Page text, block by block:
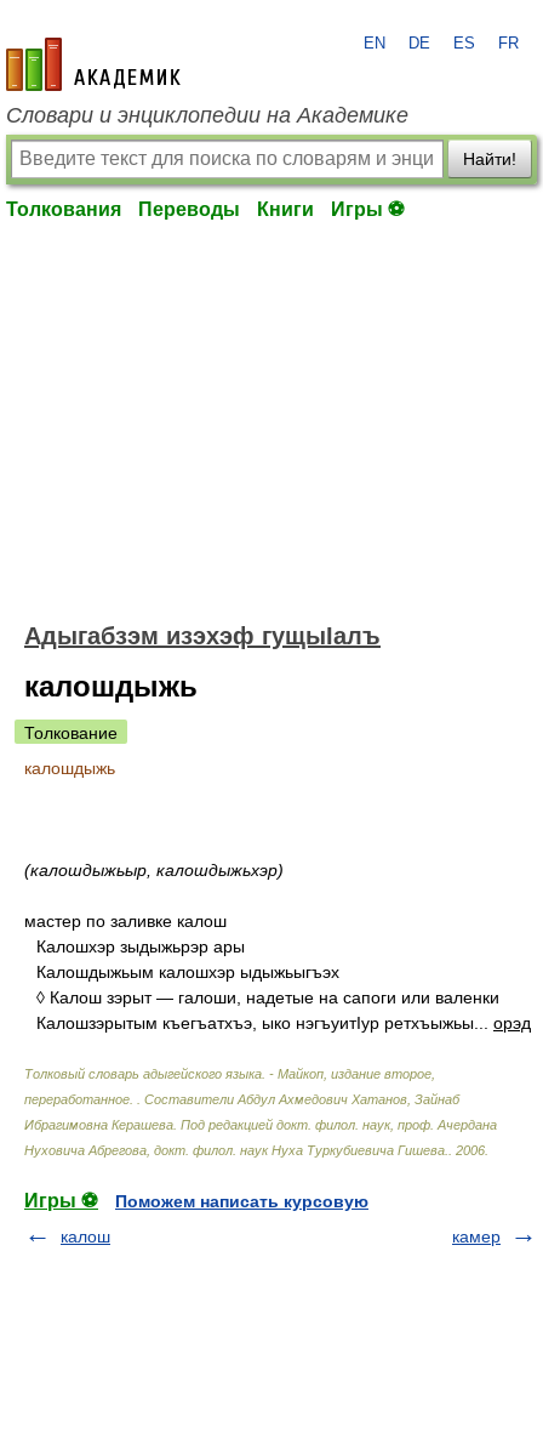
academic.ru
EN DE ES FR
Словари и энциклопедии на Академике
Найти!
Толкования Переводы Книги Игры ⚽
Адыгабзэм изэхэф гущыIалъ
калошдыжь
Толкование
калошдыжь
(калошдыжьыр, калошдыжьхэр)
мастер по заливке калош
Калошхэр зыдыжьрэр ары
Калошдыжьым калошхэр ыдыжьыгъэх
◊ Калош зэрыт — галоши, надетые на сапоги или валенки
Калошзэрытым къегъатхъэ, ыко нэгъуитIур ретхъыжьы... орэд
Толковый словарь адыгейского языка. - Майкоп, издание второе,
переработанное.
Составители Абдул Ахмедович Хатанов, Зайнаб
Ибрагимовна Керашева. Под редакцией докт. филол. наук, проф. Ачердана
Нуховича Абрегова, докт. филол. наук Нуха Туркубиевича Гишева.
2006
Игры ⚽
Поможем написать курсовую
калош
камер